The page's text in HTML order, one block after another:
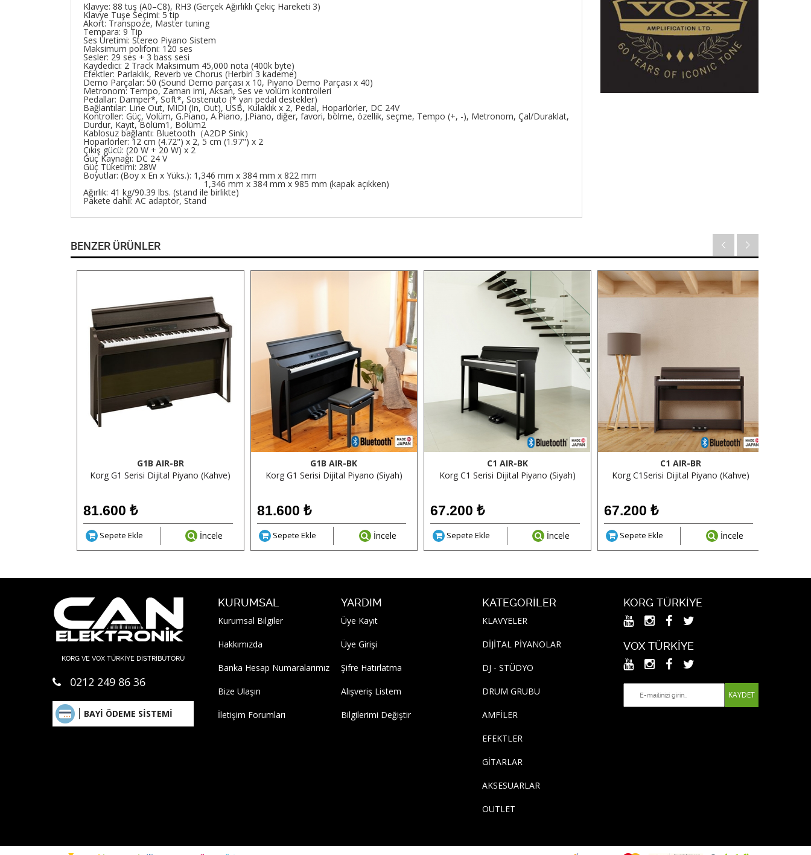
Klavye: 88 tuş (A0–C8), RH3 (Gerçek Ağırlıklı Çekiç Hareketi 3)
Klavye Tuşe Seçimi: 5 tip
Akort: Transpoze, Master tuning
Tempara: 9 Tip
Ses Üretimi: Stereo Piyano Sistem
Maksimum polifoni: 120 ses
Sesler: 29 ses + 3 bass sesi
Kaydedici: 2 Track Maksimum 45,000 nota (400k byte)
Efektler: Parlaklık, Reverb ve Chorus (Herbiri 3 kademe)
Demo Parçalar: 50 (Sound Demo parçası x 10, Piyano Demo Parçası x 40)
Metronom: Tempo, Zaman imi, Aksan, Ses ve volüm kontrolleri
Pedallar: Damper*, Soft*, Sostenuto (* yarı pedal destekler)
Bağlantılar: Line Out, MIDI (In, Out), USB, Kulaklık x 2, Pedal, Hoparlörler, DC 24V
Kontroller: Güç, Volüm, G.Piano, A.Piano, J.Piano, diğer, favori, bölme, özellik, seçme, Tempo (+, -), Metronom, Çal/Duraklat,
Durdur, Kayıt, Bölüm1, Bölüm2
Kablosuz bağlantı: Bluetooth（A2DP Sink）
Hoparlörler: 12 cm (4.72") x 2, 5 cm (1.97") x 2
Çıkış gücü: (20 W + 20 W) x 2
Güç Kaynağı: DC 24 V
Güç Tüketimi: 28W
Boyutlar: (Boy x En x Yüks.): 1,346 mm x 384 mm x 822 mm
1,346 mm x 384 mm x 985 mm (kapak açıkken)
Ağırlık: 41 kg/90.39 lbs. (stand ile birlikte)
Pakete dahil: AC adaptör, Stand
BENZER ÜRÜNLER
G1B AIR-BR
Korg G1 Serisi Dijital Piyano (Kahve)
81.600 ₺
Sepete Ekle İncele
G1B AIR-BK
Korg G1 Serisi Dijital Piyano (Siyah)
81.600 ₺
Sepete Ekle İncele
C1 AIR-BK
Korg C1 Serisi Dijital Piyano (Siyah)
67.200 ₺
Sepete Ekle İncele
C1 AIR-BR
Korg C1Serisi Dijital Piyano (Kahve)
67.200 ₺
Sepete Ekle İncele
KORG VE VOX TÜRKİYE DİSTRİBÜTÖRÜ
0212 249 86 36
BAYİ ÖDEME SİSTEMİ
KURUMSAL
Kurumsal Bilgiler
Hakkımızda
Banka Hesap Numaralarımız
Bize Ulaşın
İletişim Forumları
YARDIM
Üye Kayıt
Üye Girişi
Şifre Hatırlatma
Alışveriş Listem
Bilgilerimi Değiştir
KATEGORILER
KLAVYELER
DİJİTAL PİYANOLAR
DJ - STÜDYO
DRUM GRUBU
AMFİLER
EFEKTLER
GİTARLAR
AKSESUARLAR
OUTLET
KORG TÜRKIYE
VOX TÜRKIYE